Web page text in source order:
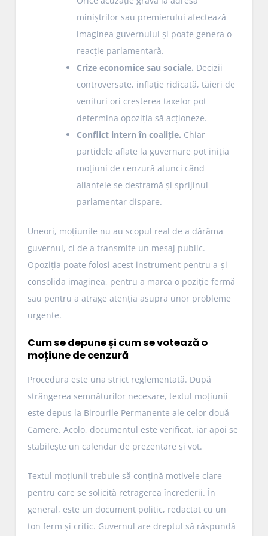
miniștrilor sau premierului afectează
imaginea guvernului și poate genera o
reacție parlamentară.
Crize economice sau sociale. Decizii
controversate, inflație ridicată, tăieri de
venituri ori creșterea taxelor pot
determina opoziția să acționeze.
Conflict intern în coaliție. Chiar
partidele aflate la guvernare pot iniția
moțiuni de cenzură atunci când
alianțele se destramă și sprijinul
parlamentar dispare.
Uneori, moțiunile nu au scopul real de a dărâma
guvernul, ci de a transmite un mesaj public.
Opoziția poate folosi acest instrument pentru a-și
consolida imaginea, pentru a marca o poziție fermă
sau pentru a atrage atenția asupra unor probleme
urgente.
Cum se depune și cum se votează o
moțiune de cenzură
Procedura este una strict reglementată. După
strângerea semnăturilor necesare, textul moțiunii
este depus la Birourile Permanente ale celor două
Camere. Acolo, documentul este verificat, iar apoi se
stabilește un calendar de prezentare și vot.
Textul moțiunii trebuie să conțină motivele clare
pentru care se solicită retragerea încrederii. În
general, este un document politic, redactat cu un
ton ferm și critic. Guvernul are dreptul să răspundă